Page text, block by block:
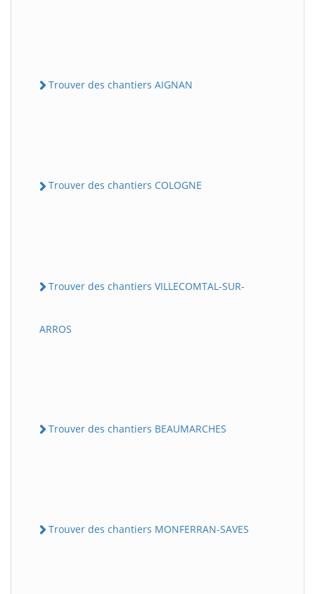
Trouver des chantiers AIGNAN
Trouver des chantiers COLOGNE
Trouver des chantiers VILLECOMTAL-SUR-
ARROS
Trouver des chantiers BEAUMARCHES
Trouver des chantiers MONFERRAN-SAVES